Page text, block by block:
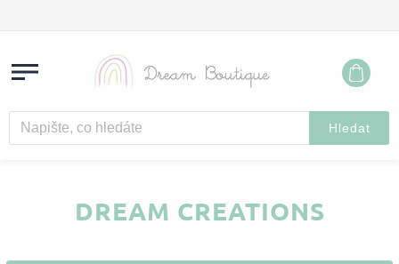
Hledat
DREAM CREATIONS